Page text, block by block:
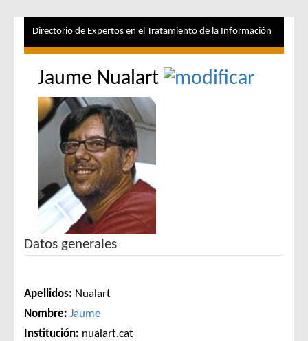
Directorio de Expertos en el Tratamiento de la Información
Jaume Nualart
Datos generales
Apellidos: Nualart
Nombre: Jaume
Institución: nualart.cat